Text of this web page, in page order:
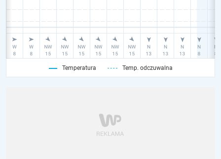
Temperatura Temp. odczuwalna